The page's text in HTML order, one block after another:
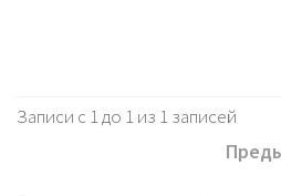
Записи с 1 до 1 из 1 записей